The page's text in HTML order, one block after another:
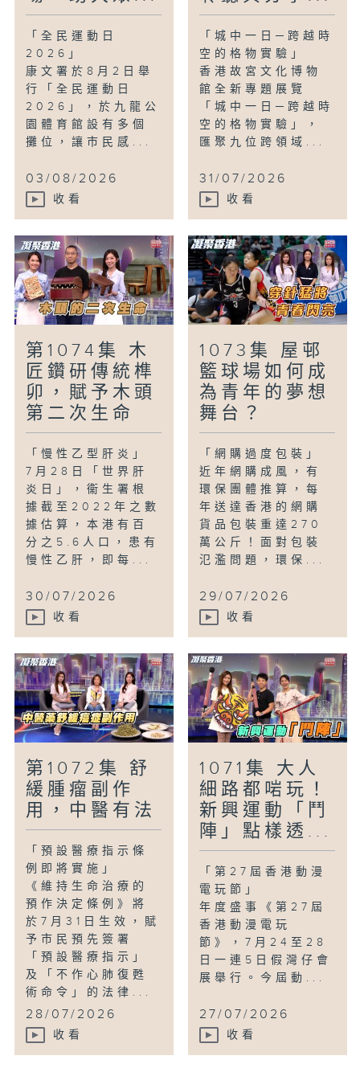
「全民運動日
2026」
康文署於8月2日舉
行「全民運動日
2026」，於九龍公
園體育館設有多個
攤位，讓市民感...
03/08/2026
收看
「城中一日─跨越時
空的格物實驗」
香港故宮文化博物
館全新專題展覽
「城中一日─跨越時
空的格物實驗」，
匯聚九位跨領域...
31/07/2026
收看
第1074集 木
匠鑽研傳統榫
卯，賦予木頭
第二次生命
「慢性乙型肝炎」
7月28日「世界肝
炎日」，衞生署根
據截至2022年之數
據估算，本港有百
分之5.6人口，患有
慢性乙肝，即每...
30/07/2026
收看
1073集 屋邨
籃球場如何成
為青年的夢想
舞台？
「網購過度包裝」
近年網購成風，有
環保團體推算，每
年送達香港的網購
貨品包裝重達270
萬公斤！面對包裝
氾濫問題，環保...
29/07/2026
收看
第1072集 舒
緩腫瘤副作
用，中醫有法
「預設醫療指示條
例即將實施」
《維持生命治療的
預作決定條例》將
於7月31日生效，賦
予市民預先簽署
「預設醫療指示」
及「不作心肺復甦
術命令」的法律...
28/07/2026
收看
1071集 大人
細路都啱玩！
新興運動「鬥
陣」點樣透...
「第27屆香港動漫
電玩節」
年度盛事《第27屆
香港動漫電玩
節》，7月24至28
日一連5日假灣仔會
展舉行。今屆動...
27/07/2026
收看